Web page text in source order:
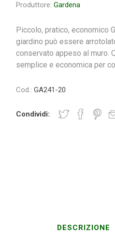
Gardena Griffon
Plasson Rain Bird
Produttore: Gardena
Piccolo, pratico, economico
giardino può essere
conservato appeso al muro.
semplice e economica per
Cod.: GA241-20
Condividi:
DESCRIZIONE